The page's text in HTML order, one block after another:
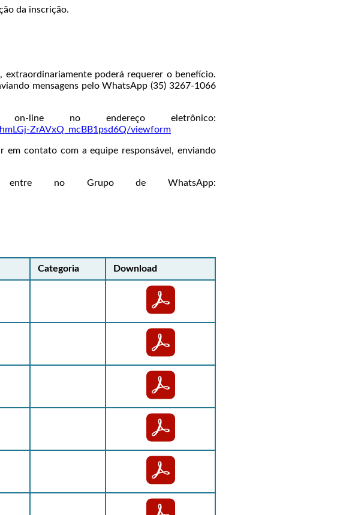
da inscrição.
poderá requerer o benefício.
mensagens pelo WhatsApp (35) 3267-1066
line no endereço eletrônico:
ZrAVxQ_mcBB1psd6Q/viewform
em contato com a equipe responsável, enviando
no Grupo de WhatsApp:
Categoria Download